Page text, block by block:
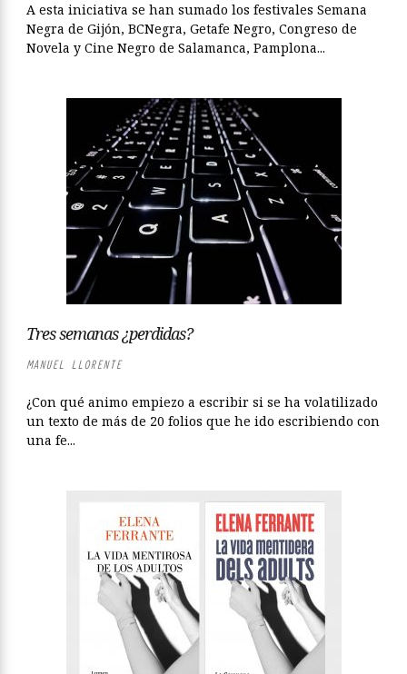
A esta iniciativa se han sumado los festivales Semana
Negra de Gijón, BCNegra, Getafe Negro, Congreso de
Novela y Cine Negro de Salamanca, Pamplona...
Tres semanas ¿perdidas?
MANUEL LLORENTE
¿Con qué animo empiezo a escribir si se ha volatilizado
un texto de más de 20 folios que he ido escribiendo con
una fe...